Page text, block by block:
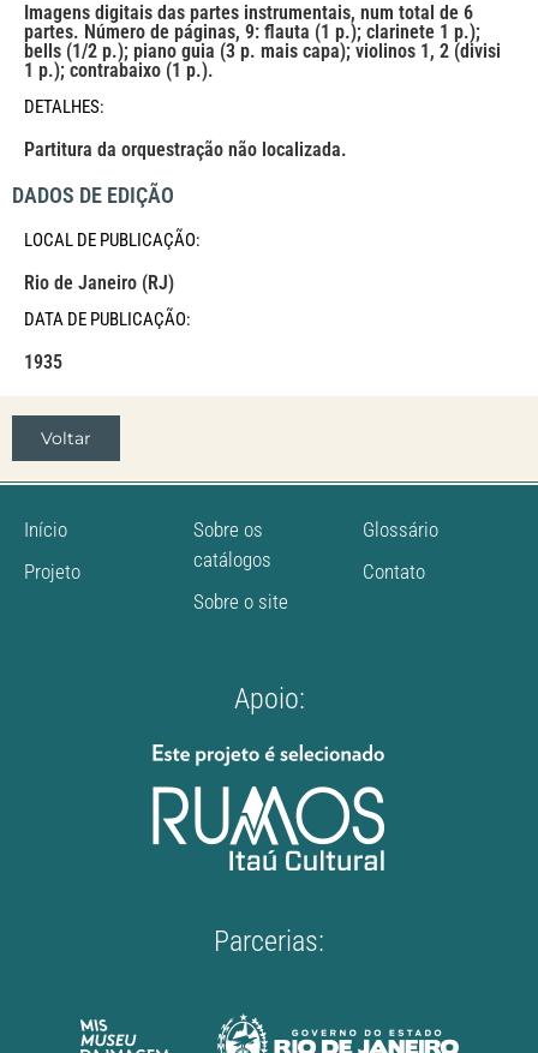
Imagens digitais das partes instrumentais, num total de 6
partes. Número de páginas, 9: flauta (1 p.); clarinete 1 p.);
bells (1/2 p.); piano guia (3 p. mais capa); violinos 1, 2 (divisi
1 p.); contrabaixo (1 p.).
DETALHES:
Partitura da orquestração não localizada.
DADOS DE EDIÇÃO
LOCAL DE PUBLICAÇÃO:
Rio de Janeiro (RJ)
DATA DE PUBLICAÇÃO:
1935
Voltar
Início
Projeto
Sobre os
catálogos
Sobre o site
Glossário
Contato
Apoio:
Parcerias: